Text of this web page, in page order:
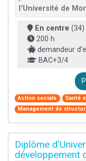
l'Université de
En centre (34)
200 h
demandeur
BAC+3/4
Action sociale
Santé
Management de
Diplôme
développement